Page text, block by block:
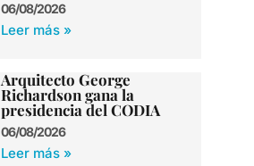
06/08/2026
Leer más »
Arquitecto George
Richardson gana la
presidencia del CODIA
06/08/2026
Leer más »